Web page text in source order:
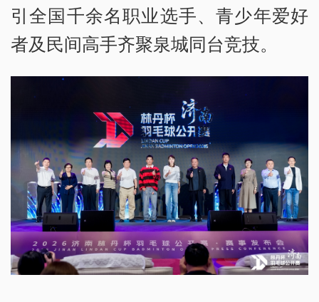
引全国千余名职业选手、青少年爱好
者及民间高手齐聚泉城同台竞技。